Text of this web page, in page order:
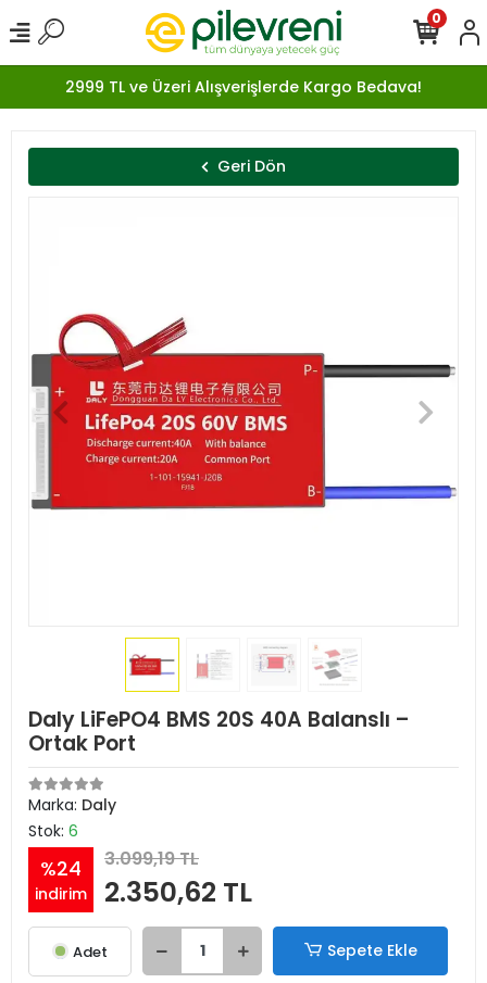
2999 TL ve Üzeri Alışverişlerde Kargo Bedava!
0
Geri Dön
Daly LiFePO4 BMS 20S 40A Balanslı –
Ortak Port
Marka: Daly
Stok: 6
%24
indirim
3.099,19 TL
2.350,62 TL
Adet Sepete Ekle